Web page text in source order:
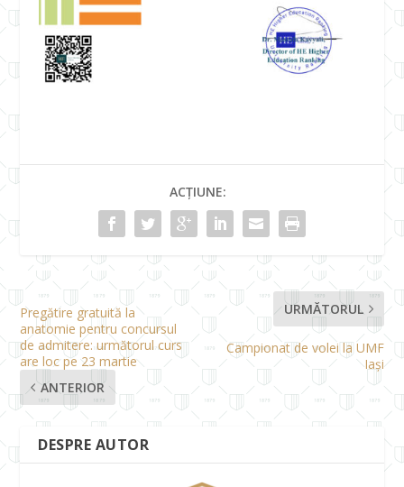
ACȚIUNE:
Pregătire gratuită la
anatomie pentru concursul
de admitere: următorul curs
are loc pe 23 martie
ANTERIOR
URMĂTORUL
Campionat de volei la UMF
Iași
DESPRE AUTOR